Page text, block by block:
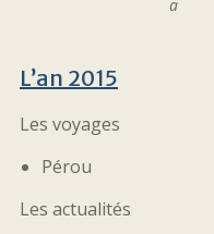
a
L’an 2015
Les voyages
Pérou
Les actualités